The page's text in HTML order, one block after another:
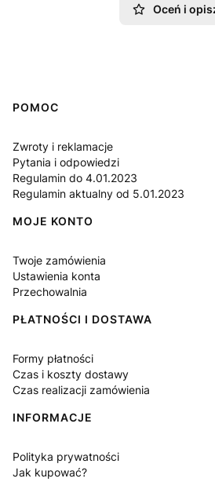
Oceń i
Linki w stopce
POMOC
Zwroty i reklamacje
Pytania i odpowiedzi
Regulamin do 4.01.2023
Regulamin aktualny od 5.01.2023
MOJE KONTO
Twoje zamówienia
Ustawienia konta
Przechowalnia
PŁATNOŚCI I DOSTAWA
Formy płatności
Czas i koszty dostawy
Czas realizacji zamówienia
INFORMACJE
Polityka prywatności
Jak kupować?